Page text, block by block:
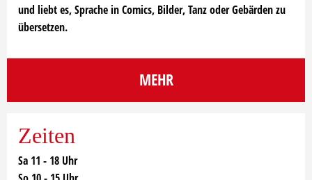
und liebt es, Sprache in Comics, Bilder, Tanz oder Gebärden zu
übersetzen.
MEHR
Zeiten
Sa 11 - 18 Uhr